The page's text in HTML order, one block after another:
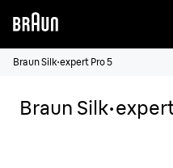
Braun Silk·expert Pro 5
Braun